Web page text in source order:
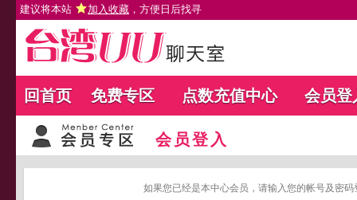
建议将本站 加入收藏 ，方便日后找寻
回首页 免费专区 点数充值中心 会员登
会员登入
如果您已经是本中心会员，请输入您的帐号及密